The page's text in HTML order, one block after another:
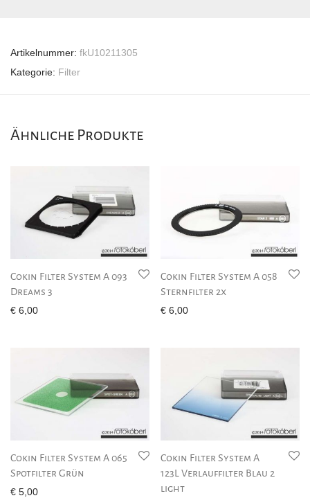
Artikelnummer: fkU10211305
Kategorie: Filter
Ähnliche Produkte
Cokin Filter System A 093
Dreams 3
€ 6,00
Cokin Filter System A 058
Sternfilter 2x
€ 6,00
Cokin Filter System A 065
Spotfilter Grün
€ 5,00
Cokin Filter System A
123L Verlauffilter Blau 2
light